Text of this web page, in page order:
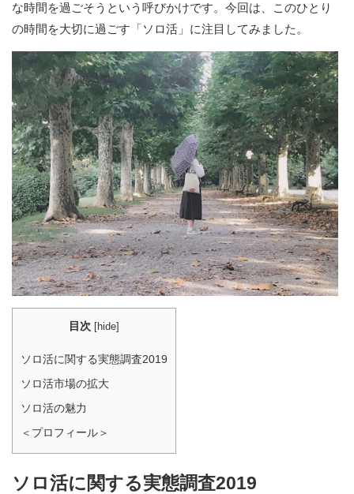
な時間を過ごそうという呼びかけです。今回は、このひとり
の時間を大切に過ごす「ソロ活」に注目してみました。
目次 [hide]
ソロ活に関する実態調査2019
ソロ活市場の拡大
ソロ活の魅力
＜プロフィール＞
ソロ活に関する実態調査2019